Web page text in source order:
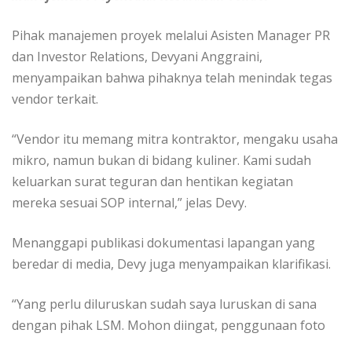
Pihak manajemen proyek melalui Asisten Manager PR
dan Investor Relations, Devyani Anggraini,
menyampaikan bahwa pihaknya telah menindak tegas
vendor terkait.
“Vendor itu memang mitra kontraktor, mengaku usaha
mikro, namun bukan di bidang kuliner. Kami sudah
keluarkan surat teguran dan hentikan kegiatan
mereka sesuai SOP internal,” jelas Devy.
Menanggapi publikasi dokumentasi lapangan yang
beredar di media, Devy juga menyampaikan klarifikasi.
“Yang perlu diluruskan sudah saya luruskan di sana
dengan pihak LSM. Mohon diingat, penggunaan foto